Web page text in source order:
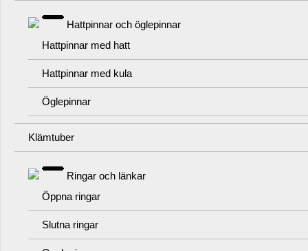
Hattpinnar och öglepinnar
Hattpinnar med hatt
Hattpinnar med kula
Öglepinnar
Klämtuber
Ringar och länkar
Öppna ringar
Slutna ringar